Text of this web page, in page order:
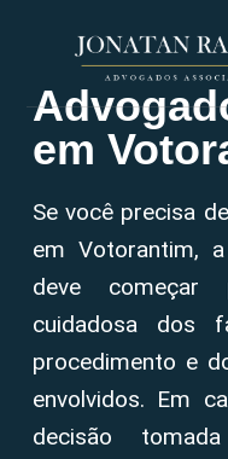
em
Se você precisa
em Votorantim,
deve começar
cuidadosa dos
procedimento e
envolvidos. Em
decisão